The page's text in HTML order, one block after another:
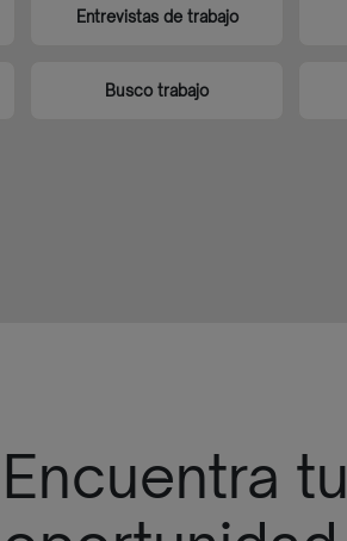
Entrevistas de trabajo
Busco trabajo
Encuentra tu